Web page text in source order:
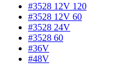
#3528 12V 120
#3528 12V 60
#3528 24V
#3528 60
#36V
#48V